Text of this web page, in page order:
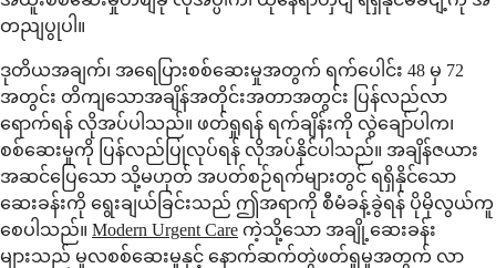
တညျပွုပါ။
ဒုတိယအချက်၊ အရေပြားစစ်ဆေးမှုအတွက် ရက်ပေါင်း 48 မှ 72
အတွင်း တိကျသောအချိန်အတိုင်းအတာအတွင်း ပြန်လည်လာ
ရောက်ရန် လိုအပ်ပါသည်။ ဖတ်ရှုရန် ရက်ချိန်းကို လွဲချော်ပါက၊
စစ်ဆေးမှုကို ပြန်လည်ပြုလုပ်ရန် လိုအပ်နိုင်ပါသည်။ အချိန်ဇယား
အဆင်ပြေသော သို့မဟုတ် အပတ်စဉ်ရက်များတွင် ရရှိနိုင်သော
ဆေးခန်းကို ရွေးချယ်ခြင်းသည် ဤအရာကို စီမံခန့်ခွဲရန် ပိုမိုလွယ်ကူ
စေပါသည်။ Modern Urgent Care ကဲ့သို့သော အချို့ဆေးခန်း
များသည် မူလစစ်ဆေးမှုနှင့် နောက်ဆက်တွဲဖတ်ရှုမှုအတွက် လာ